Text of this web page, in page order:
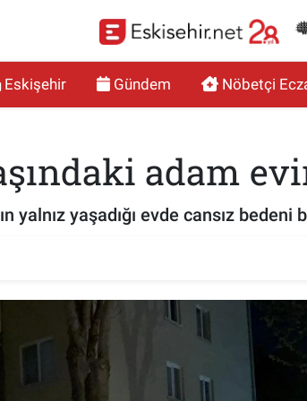
Eskişehir Gündem Nöbetçi
adam
yalnız yaşadığı evde cansız bedeni